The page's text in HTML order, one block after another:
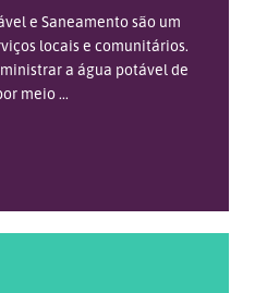
e Saneamento são um
locais e comunitários.
a água potável de
meio ...